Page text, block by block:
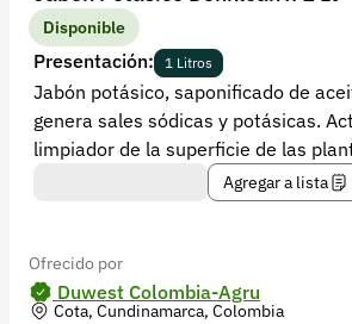
Disponible
Presentación: 1 Litros
Jabón potásico, saponificado de
genera sales sódicas y potásicas.
limpiador de la superficie de las
Agregar a lista
Ofrecido por
Duwest Colombia-Agru
Cota, Cundinamarca, Colombia
Contacto
Soporte
+57 323 2931928
Versión 5.45.0
Síguenos